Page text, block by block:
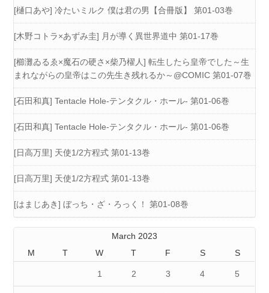
[樋口あや] 冷たいミルク 僕は君の男【合冊版】 第01-03巻
[木野コトラ×あずみ圭] 月が導く異世界道中 第01-17巻
[櫛灘ゐるゑ×魔石の硬さ×柴乃櫂人] 転生したら皇帝でした～生
まれながらの皇帝はこの先生き残れるか～@COMIC 第01-07巻
[石田和真] Tentacle Hole-テンタクル・ホール- 第01-06巻
[石田和真] Tentacle Hole-テンタクル・ホール- 第01-06巻
[日高万里] 天使1/2方程式 第01-13巻
[日高万里] 天使1/2方程式 第01-13巻
[はまじあき] ぼっち・ざ・ろっく！ 第01-08巻
March 2023
M
T W T F S S
1 2 3 4 5